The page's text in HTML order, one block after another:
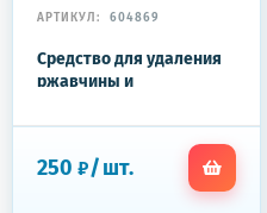
АРТИКУЛ: 604869
Средство для удаления
ржавчины и
кг, САНОКС "Ультра",
250 ₽/шт.